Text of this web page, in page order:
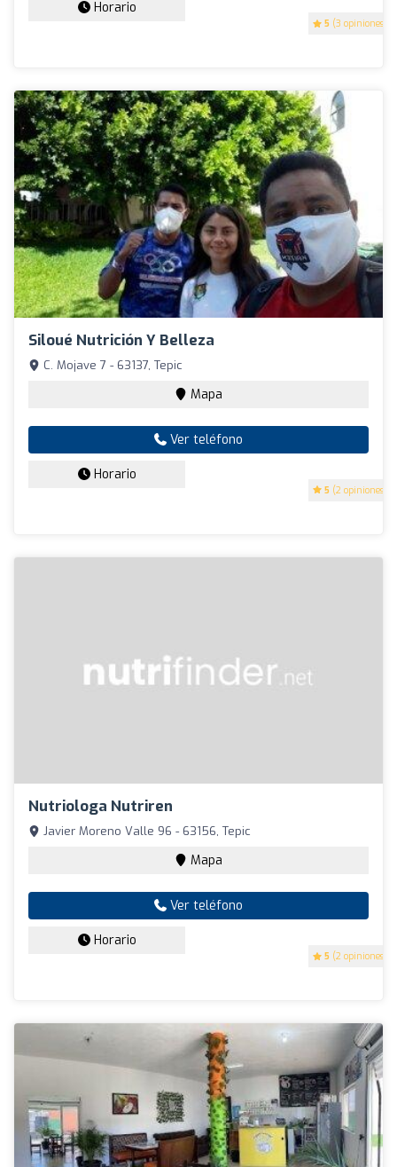
5 (3 opiniones)
Horario
Siloué Nutrición Y Belleza
5 (2 opiniones)
C. Mojave 7 - 63137, Tepic
Mapa
Ver teléfono
Horario
Nutriologa Nutriren
5 (2 opiniones)
Javier Moreno Valle 96 - 63156, Tepic
Mapa
Ver teléfono
Horario